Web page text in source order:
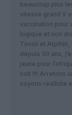
beaucoup plus
vitesse grand V
vaccination pour
logique et non
Timoli et Atplhkt,
depuis 50 ans,
jaune pour
soit !!!! Arretons
soyons realliste